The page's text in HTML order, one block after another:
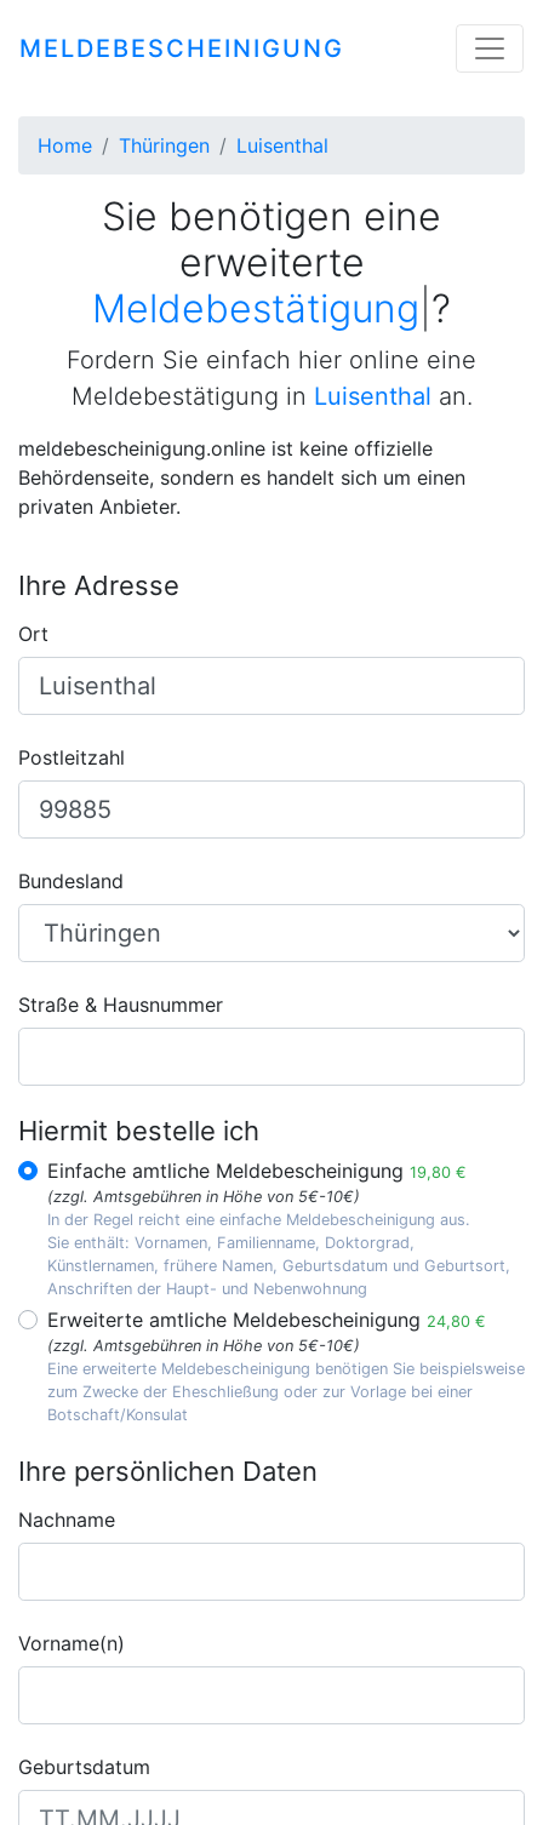
MELDEBESCHEINIGUNG
Home Thüringen Luisenthal
Sie benötigen eine
erweiterte
Meldebestätigung ?
Fordern Sie einfach hier online eine
Meldebestätigung in Luisenthal an.
meldebescheinigung.online ist keine offizielle
Behördenseite, sondern es handelt sich um einen
privaten Anbieter.
Ihre Adresse
Ort
Postleitzahl
Bundesland
Straße & Hausnummer
Hiermit bestelle ich
Einfache amtliche Meldebescheinigung 19,80 €
(zzgl. Amtsgebühren in Höhe von 5€-10€)
In der Regel reicht eine einfache Meldebescheinigung aus.
Sie enthält: Vornamen, Familienname, Doktorgrad,
Künstlernamen, frühere Namen, Geburtsdatum und Geburtsort,
Anschriften der Haupt- und Nebenwohnung
Erweiterte amtliche Meldebescheinigung 24,80 €
(zzgl. Amtsgebühren in Höhe von 5€-10€)
Eine erweiterte Meldebescheinigung benötigen Sie beispielsweise
zum Zwecke der Eheschließung oder zur Vorlage bei einer
Botschaft/Konsulat
Ihre persönlichen Daten
Nachname
Vorname(n)
Geburtsdatum